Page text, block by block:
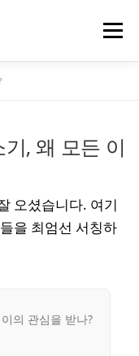
메뉴
, 왜 모든 이
오셨습니다. 여기
을 최엄선 서칭하